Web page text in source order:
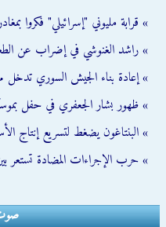
» قرابة مليوني "إسرائيلي" فكروا
» راشد الغنوشي في إضراب عن
» إعادة بناء الجيش السوري تدخل
» ظهور بشار الجعفري في حفل
» البنتاغون يضغط لتسريع إنتاج
» حرب الإجراءات المضادة تستعر بين